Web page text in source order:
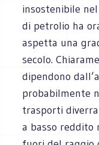
insostenibile
di petrolio ha
aspetta una
secolo.
dipendono
probabilmente
trasporti
a basso reddito